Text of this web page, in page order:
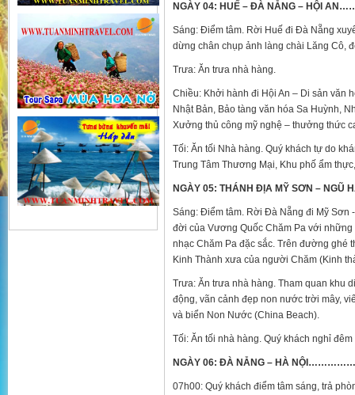
NGÀY 04: HUẾ – ĐÀ NẴNG –
Sáng: Điểm tâm. Rời Huế đi Đà Nẵng
dừng chân chụp ảnh làng chài Lăng Cô,
Trưa: Ăn trưa nhà hàng.
Chiều: Khởi hành đi Hội An – Di sản văn
Nhật Bản, Bảo tàng văn hóa Sa Huỳnh,
Xưởng thủ công mỹ nghệ – thưởng thức
Tối: Ăn tối Nhà hàng. Quý khách tự do
Trung Tâm Thương Mại, Khu phố ẩm
NGÀY 05: THÁNH ĐỊA MỸ SƠN – NGŨ
Sáng: Điểm tâm. Rời Đà Nẵng đi Mỹ Sơn
đời của Vương Quốc Chăm Pa với
nhạc Chăm Pa đặc sắc. Trên đường ghé
Kinh Thành xưa của người Chăm (Kinh
Trưa: Ăn trưa nhà hàng. Tham quan khu
động, vãn cảnh đẹp non nước trời mây,
và biển Non Nước (China Beach).
Tối: Ăn tối nhà hàng. Quý khách nghỉ
NGÀY 06: ĐÀ NẴNG – HÀ
07h00: Quý khách điểm tâm sáng, trả